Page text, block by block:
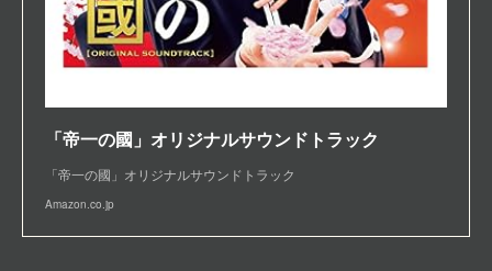
「帝一の國」オリジナルサウンドトラック
「帝一の國」オリジナルサウンドトラック
Amazon.co.jp